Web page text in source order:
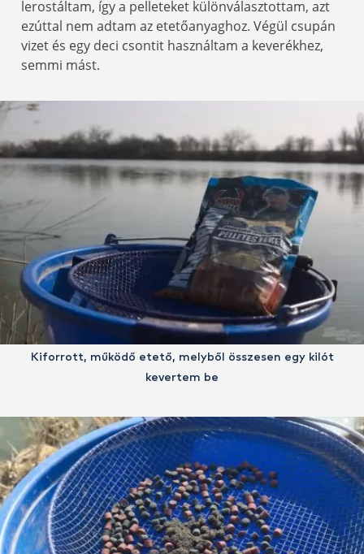
lerostáltam, így a pelleteket különválasztottam, azt
ezúttal nem adtam az etetőanyaghoz. Végül csupán
vizet és egy deci csontit használtam a keverékhez,
semmi mást.
Kiforrott, működő etető, melyből összesen egy kilót
kevertem be